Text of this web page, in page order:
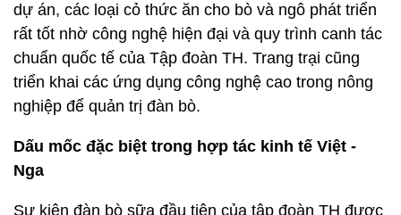
dự án, các loại cỏ thức ăn cho bò và ngô phát triển
rất tốt nhờ công nghệ hiện đại và quy trình canh tác
chuẩn quốc tế của Tập đoàn TH. Trang trại cũng
triển khai các ứng dụng công nghệ cao trong nông
nghiệp để quản trị đàn bò.
Dấu mốc đặc biệt trong hợp tác kinh tế Việt -
Nga
Sự kiện đàn bò sữa đầu tiên của tập đoàn TH được